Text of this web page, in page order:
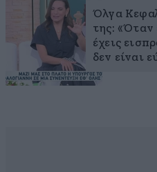
Όλγα
της: «Όταν
έχεις
δεν είναι